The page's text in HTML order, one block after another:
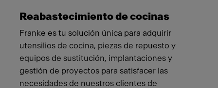
Reabastecimiento de cocinas
Franke es tu solución única para adquirir
utensilios de cocina, piezas de repuesto y
equipos de sustitución, implantaciones y
gestión de proyectos para satisfacer las
necesidades de nuestros clientes de